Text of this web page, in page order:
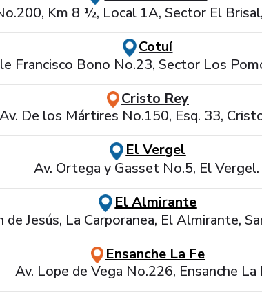
Km 8 ½, Local 1A, Sector El
Cotuí
Francisco Bono No.23, Sector Los
Cristo Rey
Av. De los Mártires No.150, Esq. 33,
El Vergel
Av. Ortega y Gasset No.5, El Vergel.
El Almirante
de Jesús, La Carporanea, El Almirante,
Ensanche La Fe
Av. Lope de Vega No.226, Ensanche La